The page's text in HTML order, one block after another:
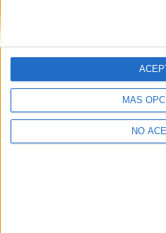
MÁS
NO
Quiénes somos|
Aviso legal|Politica de privacidad|
de
© 2003-2026Compás
Madrid [ESPAÑA] -